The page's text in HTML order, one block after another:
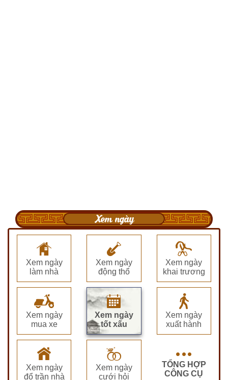
Xem ngày
Xem ngày
làm nhà
Xem ngày
động thổ
Xem ngày
khai trương
Xem ngày
mua xe
Xem ngày
tốt xấu
Xem ngày
xuất hành
Xem ngày
đổ trần nhà
Xem ngày
cưới hỏi
TỔNG HỢP
CÔNG CỤ